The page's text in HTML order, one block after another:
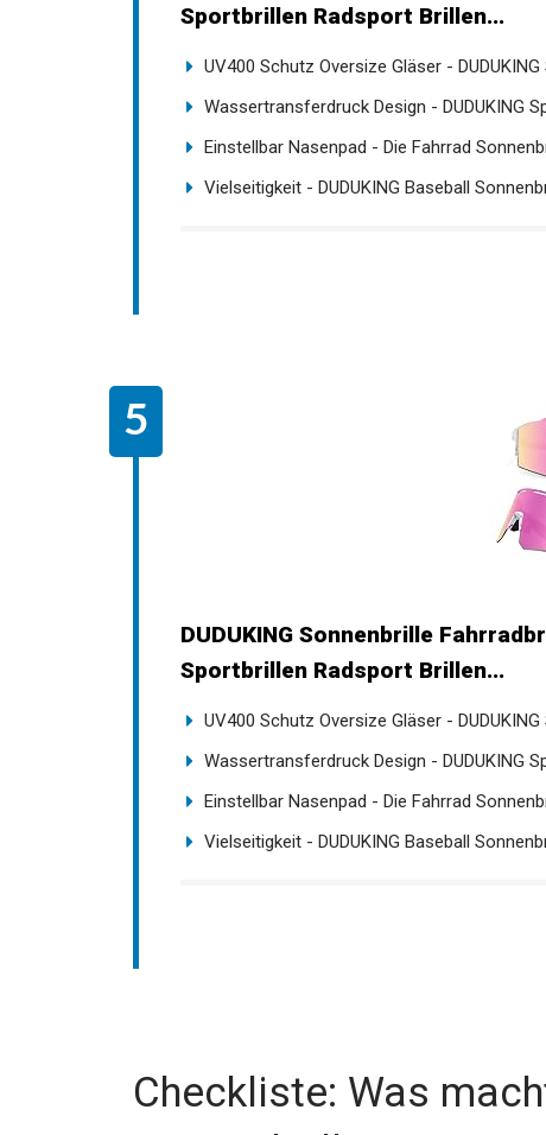
Sportbrillen Radsport Brillen...
UV400 Schutz Oversize Gläser - DUDUKING
Wassertransferdruck Design - DUDUKING
Einstellbar Nasenpad - Die Fahrrad
Vielseitigkeit - DUDUKING Baseball
DUDUKING Sonnenbrille
Sportbrillen Radsport Brillen...
UV400 Schutz Oversize Gläser - DUDUKING
Wassertransferdruck Design - DUDUKING
Einstellbar Nasenpad - Die Fahrrad
Vielseitigkeit - DUDUKING Baseball
Checkliste: Was